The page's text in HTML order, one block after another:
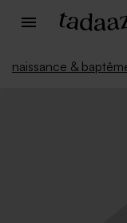
naissance &